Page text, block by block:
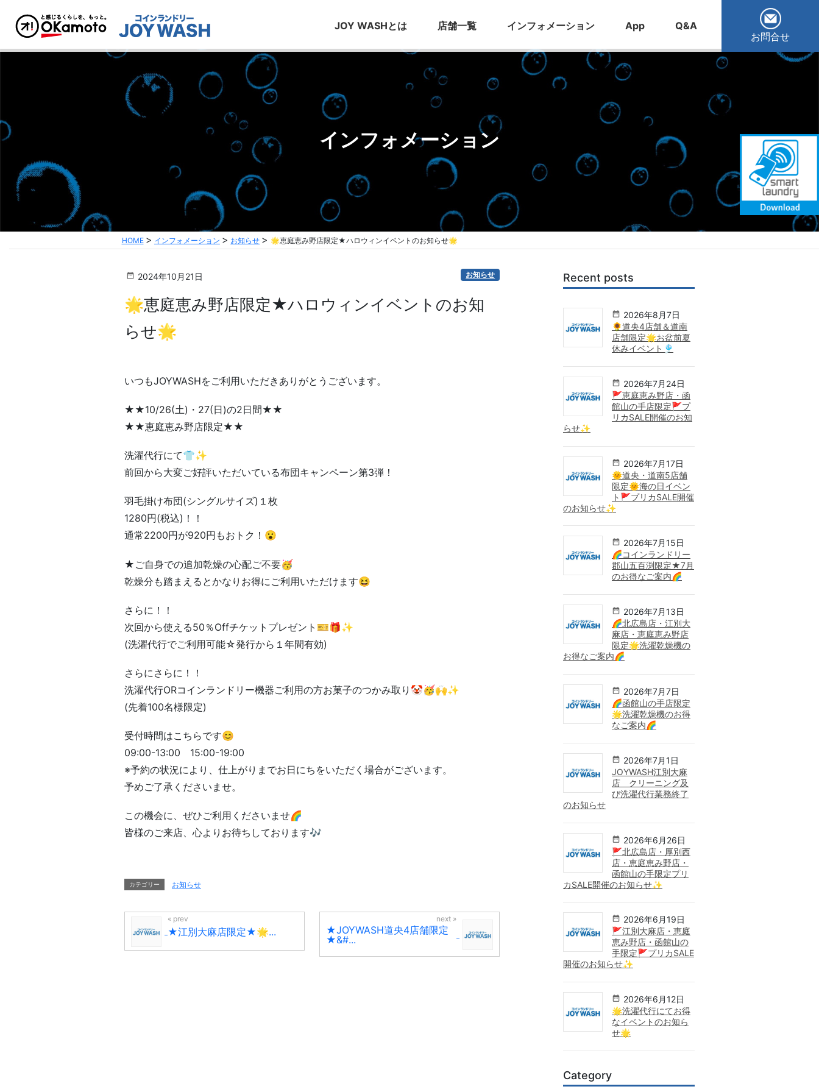
JOY WASHとは 店舗一覧 インフォメーション App
Q&A
お問合せ
インフォメーション
HOME インフォメーション お知らせ 🌟恵庭恵み野店限定★ハロウィンイベントのお知らせ🌟
2024年10月21日 お知らせ
🌟恵庭恵み野店限定★ハロウィンイベントのお知
らせ🌟
いつもJOYWASHをご利用いただきありがとうございます。
★★10/26(土)・27(日)の2日間★★
★★恵庭恵み野店限定★★
洗濯代行にて👕✨
前回から大変ご好評いただいている布団キャンペーン第3弾！
羽毛掛け布団(シングルサイズ)１枚
1280円(税込)！！
通常2200円が920円もおトク！😮
★ご自身での追加乾燥の心配ご不要🥳
乾燥分も踏まえるとかなりお得にご利用いただけます😆
さらに！！
次回から使える50％Offチケットプレゼント🎫🎁✨
(洗濯代行でご利用可能☆発行から１年間有効)
さらにさらに！！
洗濯代行ORコインランドリー機器ご利用の方お菓子のつかみ取り🤡🥳🙌✨
(先着100名様限定)
受付時間はこちらです😊
09:00-13:00 15:00-19:00
※予約の状況により、仕上がりまでお日にちをいただく場合がございます。
予めご了承くださいませ。
この機会に、ぜひご利用くださいませ🌈
皆様のご来店、心よりお待ちしております🎶
カテゴリー お知らせ
★江別大麻店限定★🌟...
★JOYWASH道央4店舗限定
★&#...
Recent posts
2026年8月7日
🌻道央4店舗＆道南
店舗限定🌟お盆前夏
休みイベント🎐
2026年7月24日
🚩恵庭恵み野店・函
館山の手店限定🚩プ
リカSALE開催のお知
らせ✨
2026年7月17日
🌞道央・道南5店舗
限定🌞海の日イベン
ト🚩プリカSALE開催
のお知らせ✨
2026年7月15日
🌈コインランドリー
郡山五百渕限定★7月
のお得なご案内🌈
2026年7月13日
🌈北広島店・江別大
麻店・恵庭恵み野店
限定🌟洗濯乾燥機の
お得なご案内🌈
2026年7月7日
🌈函館山の手店限定
🌟洗濯乾燥機のお得
なご案内🌈
2026年7月1日
JOYWASH江別大麻
店 クリーニング及
び洗濯代行業務終了
のお知らせ
2026年6月26日
🚩北広島店・厚別西
店・恵庭恵み野店・
函館山の手限定プリ
カSALE開催のお知らせ✨
2026年6月19日
🚩江別大麻店・恵庭
恵み野店・函館山の
手限定🚩プリカSALE
開催のお知らせ✨
2026年6月12日
🌟洗濯代行にてお得
なイベントのお知ら
せ🌟
Category